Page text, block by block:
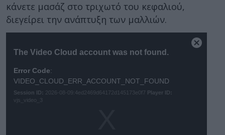
κάνετε μασάζ στο τριχωτό του κεφαλιού,
διεγείρει την ανάπτυξη των μαλλιών.